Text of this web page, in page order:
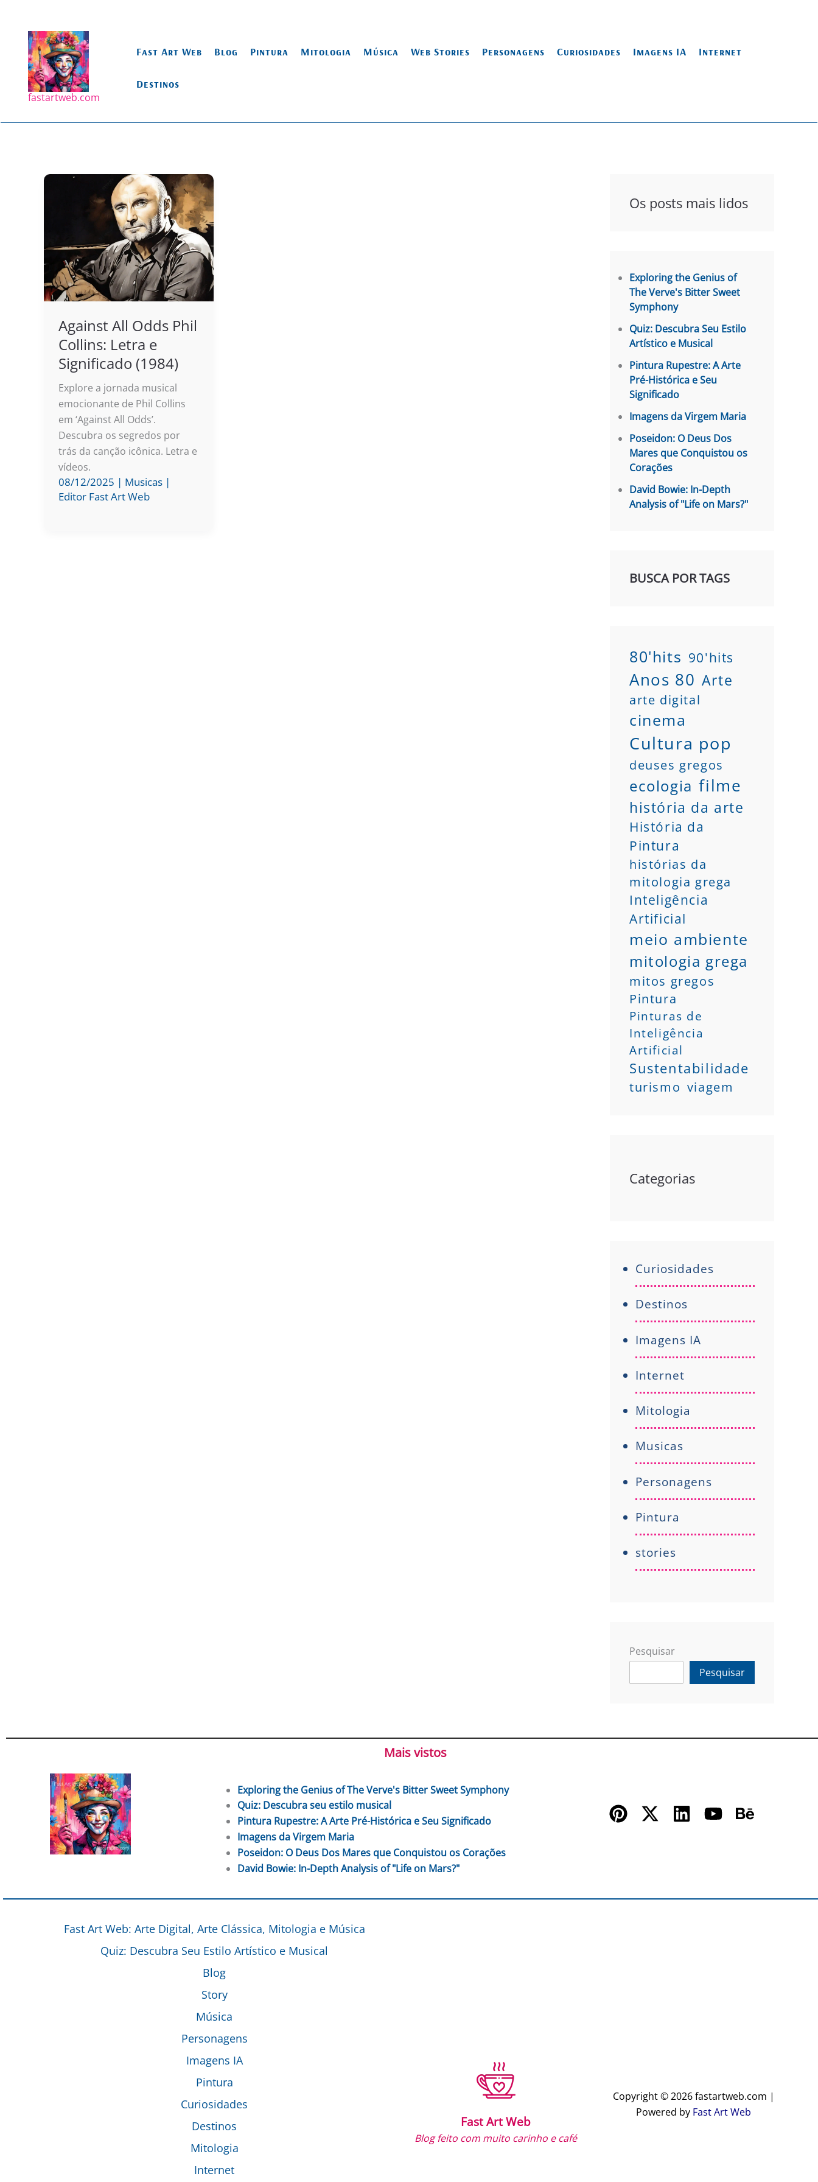
conteúdo
fastartweb.com
Fast Art Web Blog Pintura Mitologia Música Web Stories Personagens Curiosidades Imagens IA Internet
Destinos
Against All Odds Phil
Collins: Letra e
Significado (1984)
Explore a jornada musical
emocionante de Phil Collins
em ‘Against All Odds’.
Descubra os segredos por
trás da canção icônica. Letra e
vídeos.
08/12/2025 | Musicas |
Editor Fast Art Web
Os posts mais lidos
Exploring the Genius of
The Verve's Bitter Sweet
Symphony
Quiz: Descubra Seu Estilo
Artístico e Musical
Pintura Rupestre: A Arte
Pré-Histórica e Seu
Significado
Imagens da Virgem Maria
Poseidon: O Deus Dos
Mares que Conquistou os
Corações
David Bowie: In-Depth
Analysis of "Life on Mars?"
BUSCA POR TAGS
80'hits 90'hits
Anos 80 Arte
arte digital
cinema
Cultura pop
deuses gregos
ecologia filme
história da arte
História da
Pintura
histórias da
mitologia grega
Inteligência
Artificial
meio ambiente
mitologia grega
mitos gregos
Pintura
Pinturas de
Inteligência
Artificial
Sustentabilidade
turismo viagem
Categorias
Curiosidades
Destinos
Imagens IA
Internet
Mitologia
Musicas
Personagens
Pintura
stories
Pesquisar
Pesquisar
Mais vistos
Exploring the Genius of The Verve's Bitter Sweet Symphony
Quiz: Descubra seu estilo musical
Pintura Rupestre: A Arte Pré-Histórica e Seu Significado
Imagens da Virgem Maria
Poseidon: O Deus Dos Mares que Conquistou os Corações
David Bowie: In-Depth Analysis of "Life on Mars?"
Fast Art Web: Arte Digital, Arte Clássica, Mitologia e Música
Quiz: Descubra Seu Estilo Artístico e Musical
Blog
Story
Música
Personagens
Imagens IA
Pintura
Curiosidades
Destinos
Mitologia
Internet
Fast Art Web
Blog feito com muito carinho e café
Copyright © 2026 fastartweb.com |
Powered by Fast Art Web